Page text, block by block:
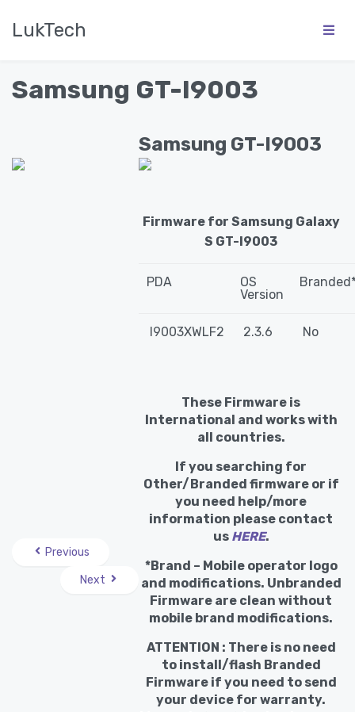
LukTech
Samsung GT-I9003
Samsung GT-I9003
Firmware for Samsung Galaxy
S GT-I9003
PDA
OS
Version
I9003XWLF2 2.3.6 No
These Firmware is
International and works with
all countries.
If you searching for
Other/Branded firmware or if
you need help/more
information please contact
us HERE.
*Brand – Mobile operator logo
and modifications. Unbranded
Firmware are clean without
mobile brand modifications.
ATTENTION : There is no need
to install/flash Branded
Firmware if you need to send
your device for warranty.
Previous
Next